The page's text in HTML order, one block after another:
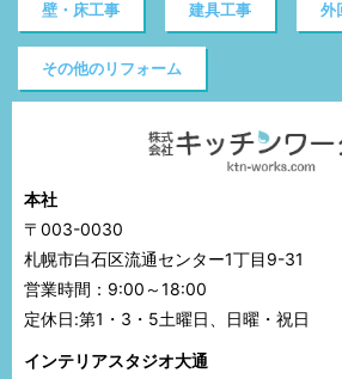
壁・床工事 建具工事 外
その他のリフォーム
本社
〒003-0030
札幌市白石区流通センター1丁目9-31
営業時間：9:00～18:00
定休日:第1・3・5土曜日、日曜・祝日
インテリアスタジオ大通